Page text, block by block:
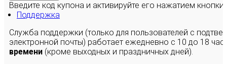
Введите код купона и активируйте его нажатием кнопки
Поддержка
Служба поддержки (только для пользователей с
электронной почты) работает ежедневно с 10 до 18
времени (кроме выходных и праздничных дней).